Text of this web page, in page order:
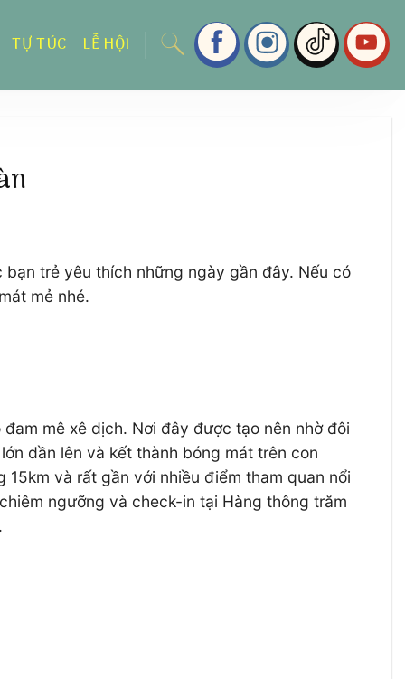
TỰ TÚC LỄ HỘI
trẻ yêu thích những ngày gần đây. Nếu có
mẻ nhé.
mê xê dịch. Nơi đây được tạo nên nhờ đôi
dần lên và kết thành bóng mát trên con
và rất gần với nhiều điểm tham quan nổi
ngưỡng và check-in tại Hàng thông trăm